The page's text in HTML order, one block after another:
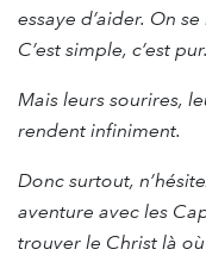
essaye d’aider. On
C’est simple, c’est
Mais leurs sourires,
rendent infiniment.
Donc surtout,
aventure avec les
trouver le Christ là